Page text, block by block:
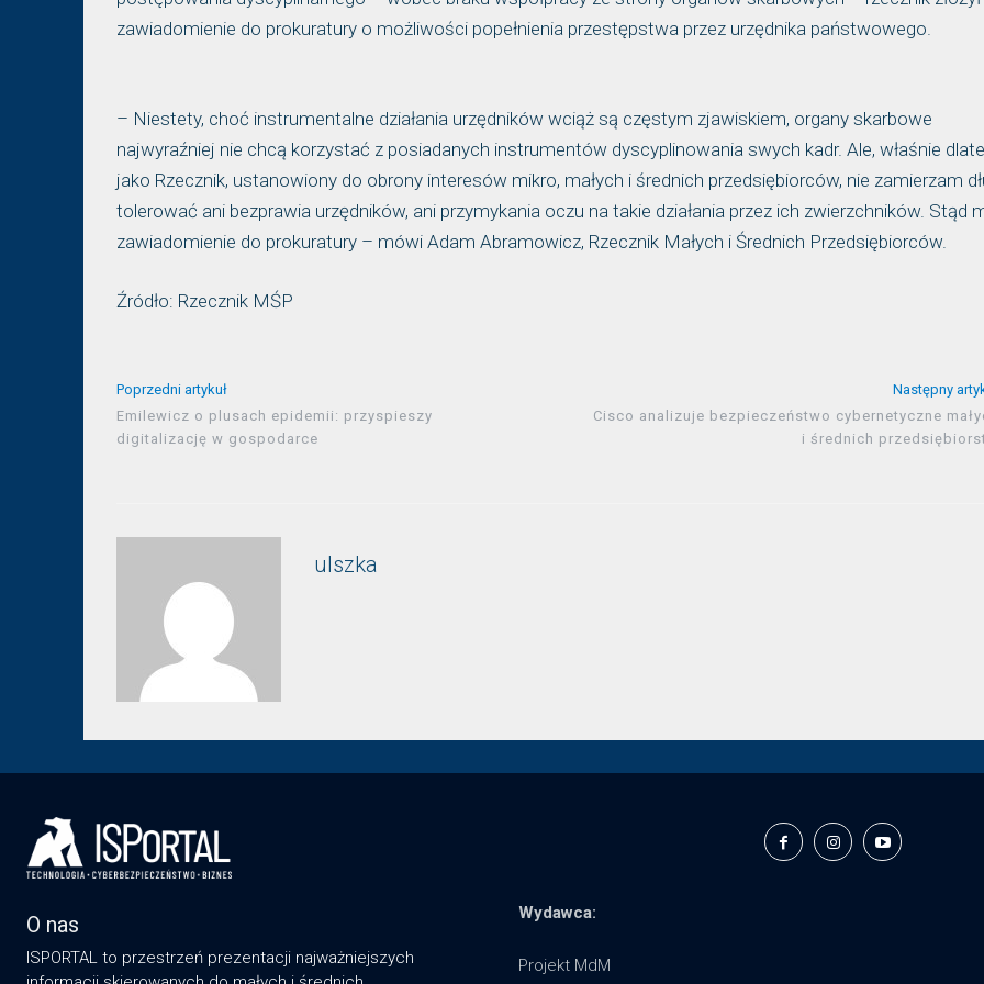
zawiadomienie do prokuratury o możliwości popełnienia przestępstwa przez urzędnika państwowego.
– Niestety, choć instrumentalne działania urzędników wciąż są częstym zjawiskiem, organy skarbowe
najwyraźniej nie chcą korzystać z posiadanych instrumentów dyscyplinowania swych kadr. Ale, właśnie
jako Rzecznik, ustanowiony do obrony interesów mikro, małych i średnich przedsiębiorców, nie zamierzam
tolerować ani bezprawia urzędników, ani przymykania oczu na takie działania przez ich zwierzchników. Stąd
zawiadomienie do prokuratury – mówi Adam Abramowicz, Rzecznik Małych i Średnich Przedsiębiorców.
Źródło: Rzecznik MŚP
Poprzedni artykuł
Emilewicz o plusach epidemii: przyspieszy
digitalizację w gospodarce
Następny
Cisco analizuje bezpieczeństwo cybernetyczne
i średnich
ulszka
O nas
ISPORTAL to przestrzeń prezentacji najważniejszych
Wydawca:
Projekt MdM